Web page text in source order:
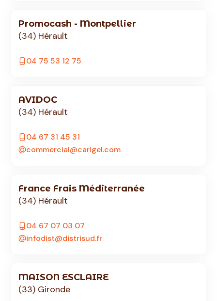
Promocash - Montpellier
(34) Hérault
04 75 53 12 75
AVIDOC
(34) Hérault
04 67 31 45 31
commercial@carigel.com
France Frais Méditerranée
(34) Hérault
04 67 07 03 07
infodist@distrisud.fr
MAISON ESCLAIRE
(33) Gironde